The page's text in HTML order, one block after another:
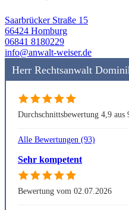
Saarbrücker Straße 15
66424 Homburg
06841 8180229
info@anwalt-weiser.de
Herr Rechtsanwalt
Durchschnittsbewertung 4,9 aus
Alle Bewertungen (93)
Sehr kompetent
Bewertung vom 02.07.2026